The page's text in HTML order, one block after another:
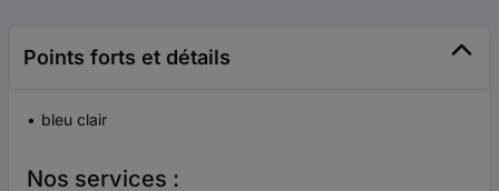
Points forts et détails
bleu clair
Nos services :